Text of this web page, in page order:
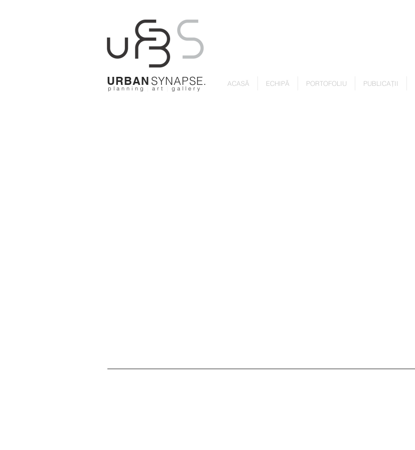
URBAN SYNAPSE.
p l a n n i n g a r t g a l l e r y
ACASĂ ECHIPĂ PORTOFOLIU PUBLICAȚII